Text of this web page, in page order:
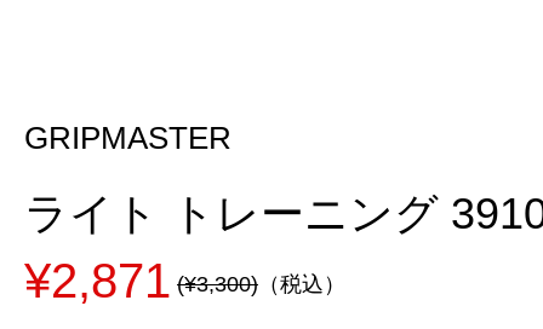
GRIPMASTER
ライト トレーニング
¥2,871 (¥3,300) （税込）